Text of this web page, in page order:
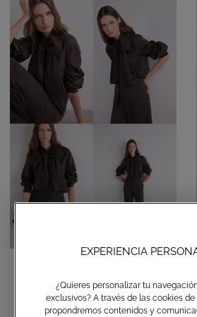
EXPERIENCIA
¿Quieres personalizar tu
exclusivos? A través de las cookies
propondremos contenidos y